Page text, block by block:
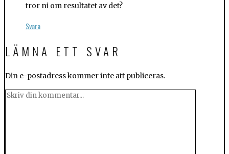
tror ni om resultatet av det?
Svara
LÄMNA ETT SVAR
Din e-postadress kommer inte att publiceras.